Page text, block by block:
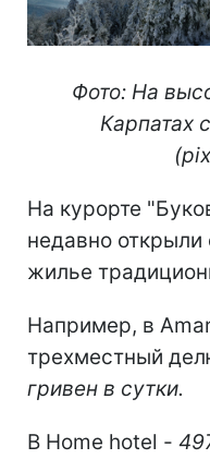
Фото: На
Карпатах
На курорте
недавно открыли
жилье
Например, в
трехместный
гривен в сутки.
В Home hotel -